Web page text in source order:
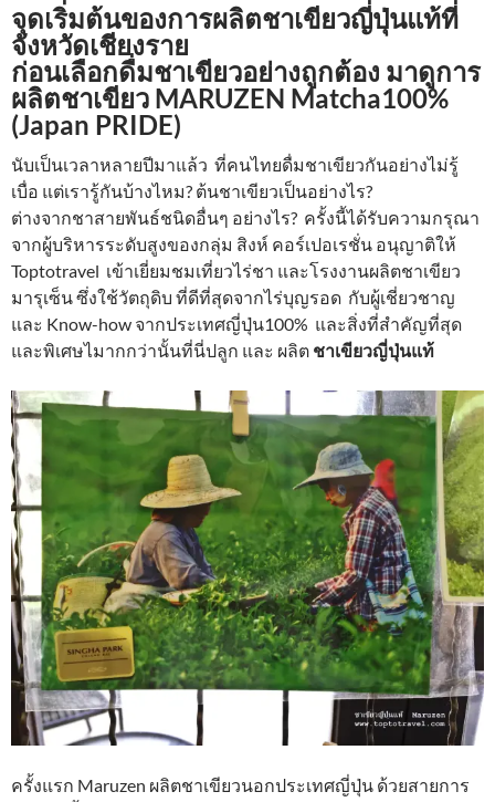
จุดเริ่มต้นของการผลิตชาเขียวญี่ปุ่นแท้ที่
จังหวัดเชียงราย
ก่อนเลือกดื่มชาเขียวอย่างถูกต้อง มาดูการ
ผลิตชาเขียว MARUZEN Matcha100%
(Japan PRIDE)
นับเป็นเวลาหลายปีมาแล้ว ที่คนไทยดื่มชาเขียวกันอย่างไม่รู้
เบื่อ แต่เรารู้กันบ้างไหม? ต้นชาเขียวเป็นอย่างไร?
ต่างจากชาสายพันธ์ชนิดอื่นๆ อย่างไร? ครั้งนี้ได้รับความกรุณา
จากผู้บริหารระดับสูงของกลุ่ม สิงห์ คอร์เปอเรชั่น อนุญาติให้
Toptotravel เข้าเยี่ยมชมเที่ยวไร่ชา และโรงงานผลิตชาเขียว
มารุเซ็น ซึ่งใช้วัตถุดิบ ที่ดีที่สุดจากไร่บุญรอด กับผู้เชี่ยวชาญ
และ Know-how จากประเทศญี่ปุ่น100% และสิ่งที่สำคัญที่สุด
และพิเศษไมากกว่านั้นที่นี่ปลูก และ ผลิต ชาเขียวญี่ปุ่นแท้
ครั้งแรก Maruzen ผลิตชาเขียวนอกประเทศญี่ปุ่น ด้วยสายการ